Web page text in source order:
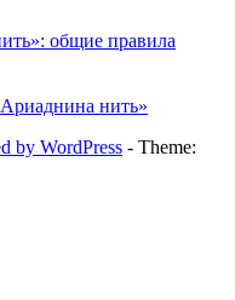
общие правила
нить»
by WordPress - Theme: